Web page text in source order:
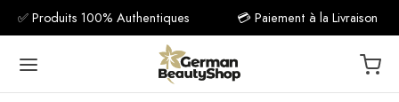
✅ Produits 100% Authentiques 💳 Paiement à la Livraison